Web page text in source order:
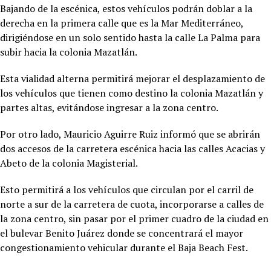
Bajando de la escénica, estos vehículos podrán doblar a la
derecha en la primera calle que es la Mar Mediterráneo,
dirigiéndose en un solo sentido hasta la calle La Palma para
subir hacia la colonia Mazatlán.
Esta vialidad alterna permitirá mejorar el desplazamiento de
los vehículos que tienen como destino la colonia Mazatlán y
partes altas, evitándose ingresar a la zona centro.
Por otro lado, Mauricio Aguirre Ruiz informó que se abrirán
dos accesos de la carretera escénica hacia las calles Acacias y
Abeto de la colonia Magisterial.
Esto permitirá a los vehículos que circulan por el carril de
norte a sur de la carretera de cuota, incorporarse a calles de
la zona centro, sin pasar por el primer cuadro de la ciudad en
el bulevar Benito Juárez donde se concentrará el mayor
congestionamiento vehicular durante el Baja Beach Fest.